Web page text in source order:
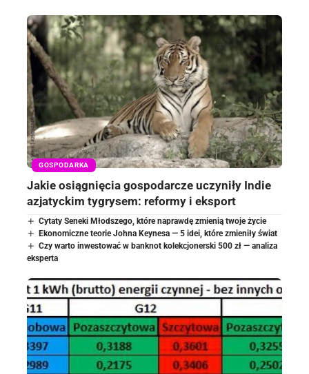
GOSPODARKA
Jakie osiągnięcia gospodarcze uczyniły Indie
azjatyckim tygrysem: reformy i eksport
Cytaty Seneki Młodszego, które naprawdę zmienią twoje życie
Ekonomiczne teorie Johna Keynesa — 5 idei, które zmieniły świat
Czy warto inwestować w banknot kolekcjonerski 500 zł — analiza
eksperta